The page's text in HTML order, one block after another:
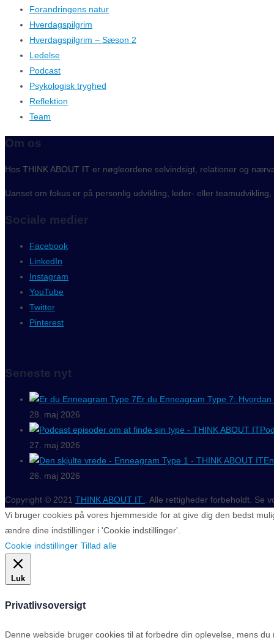
Forandringens natur
Hverdagspilgrim
Hverdagspilgrim – Sæson 2
Ledelse
Podcast
Psykologisk tryghed
Reflektion
Team
Om os
Hos THINK ABOUT IT er nøgleordene selvindsigt, relationer og
Uanset om fokus er på personlig udvikling, leder- eller
Sociale medier
Facebook
LinkedIn
Instagram
YouTube
Twitter
Pinterest
Seneste nyt
Er du Enneagram Type 7:
28. maj 2026
27. maj 2026
26. maj 2026
Copyright © 2021 THINK ABOUT IT . Alle rettigheder forbeholdt. Se
Vi bruger cookies på vores hjemmeside for at give dig den bedst
ændre dine indstillinger i 'Cookie indstillinger'.
Cookie indstillinger Tillad alle
Luk
Privatlivsoversigt
Denne webside bruger cookies til at forbedre din oplevelse, mens